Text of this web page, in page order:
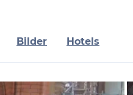
Bilder Hotels